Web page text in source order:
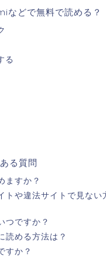
などで無料で読める？
る
る質問
ますか？
トや違法サイトで見ない
つですか？
読める方法は？
すか？